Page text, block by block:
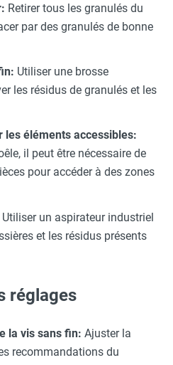
Retirer tous les granulés du
par des granulés de bonne
Utiliser une brosse
les résidus de granulés et les
les éléments accessibles:
il peut être nécessaire de
pour accéder à des zones
Utiliser un aspirateur industriel
et les résidus présents
réglages
la vis sans fin: Ajuster la
recommandations du